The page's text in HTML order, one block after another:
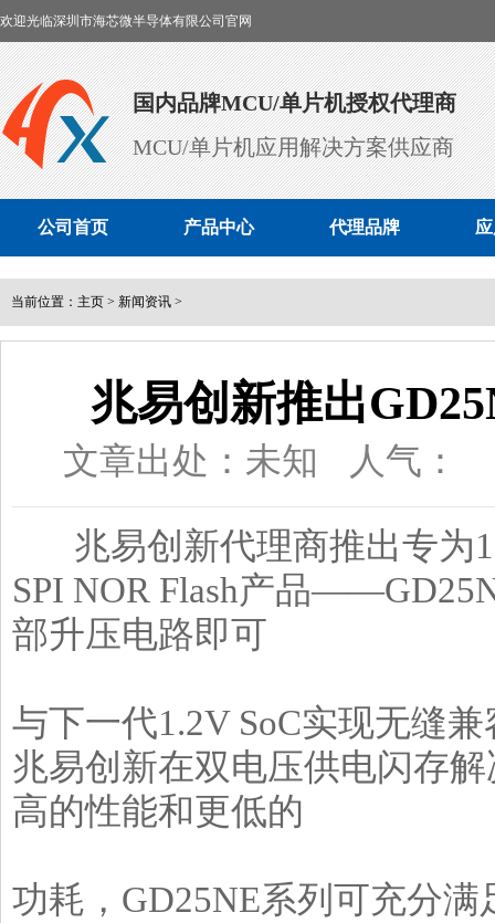
欢迎光临深圳市海芯微半导体有限公司官网
国内品牌MCU/单片机授权代理商
MCU/单片机应用解决方案供应商
公司首页 产品中心 代理品牌
当前位置： 主页 > 新闻资讯 >
兆易创新推出
文章出处：未知 人气：
兆易创新代理商推出专为
SPI NOR Flash产品
部升压电路即可
与下一代1.2V SoC实现无缝
兆易创新在双电压供电闪存
高的性能和更低的
功耗，GD25NE系列可充分